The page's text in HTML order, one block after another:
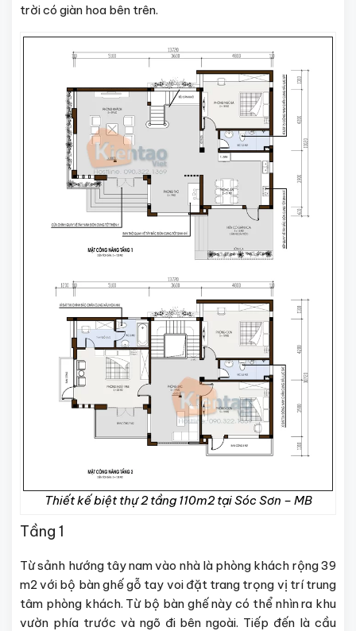
trời có giàn hoa bên trên.
Thiết kế biệt thự 2 tầng 110m2 tại Sóc Sơn – MB
Tầng 1
Từ sảnh hướng tây nam vào nhà là phòng khách rộng 39
m2 với bộ bàn ghế gỗ tay voi đặt trang trọng vị trí trung
tâm phòng khách. Từ bộ bàn ghế này có thể nhìn ra khu
vườn phía trước và ngõ đi bên ngoài. Tiếp đến là cầu